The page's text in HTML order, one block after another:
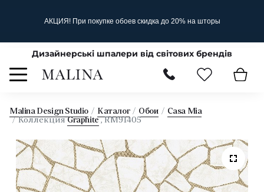
АКЦИЯ! При покупке обоев скидка до 20% на шторы
Дизайнерські шпалери від світових брендів
Malina Design Studio Каталог Обои
Casa Mia
Коллекция Graphite , RM91405